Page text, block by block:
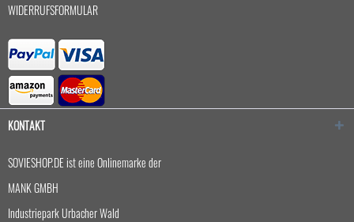
WIDERRUFSFORMULAR
KONTAKT
SOVIESHOP.DE ist eine Onlinemarke der
MANK GMBH
Industriepark Urbacher Wald